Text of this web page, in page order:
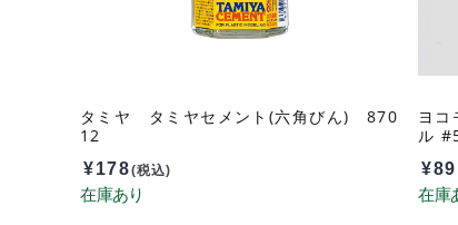
タミヤ タミヤセメント(六角びん) 870
12
¥178(税込)
ヨ
ル
¥